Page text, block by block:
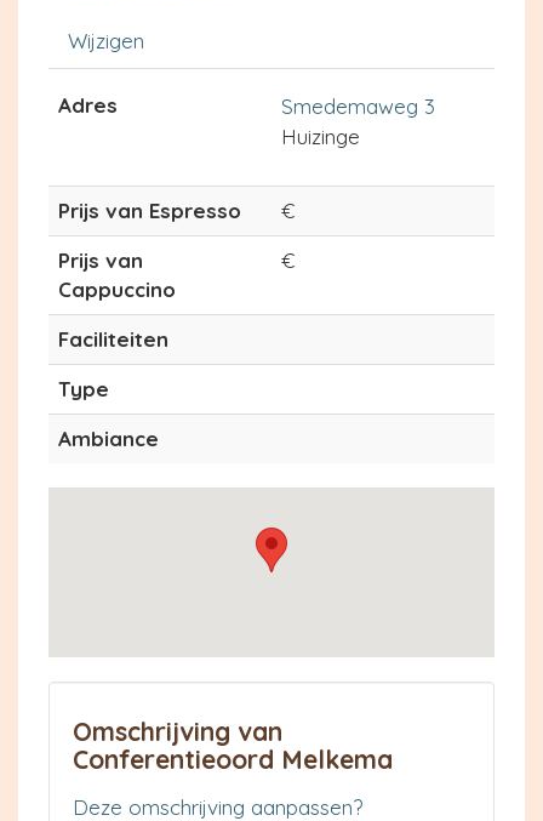
Wijzigen
Adres
Smedemaweg 3
Huizinge
Prijs van Espresso
€
Prijs van
Cappuccino
€
Faciliteiten
Type
Ambiance
Omschrijving van
Conferentieoord Melkema
Deze omschrijving aanpassen?